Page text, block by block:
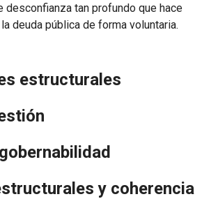
desconfianza tan profundo que hace
deuda pública de forma voluntaria.
estructurales
y coherencia